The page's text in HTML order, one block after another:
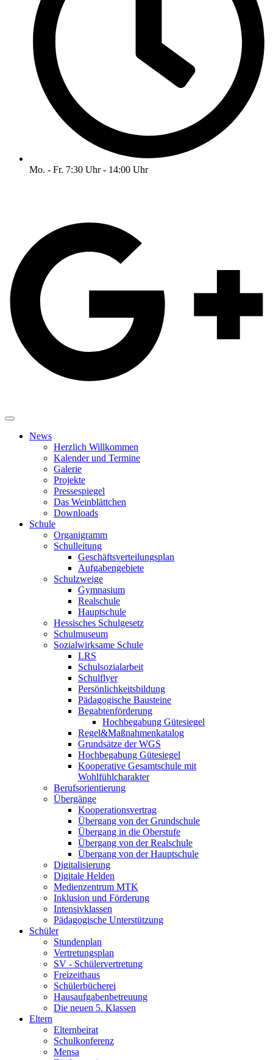
Mo. - Fr. 7:30 Uhr - 14:00 Uhr
News
Herzlich Willkommen
Kalender und Termine
Galerie
Projekte
Pressespiegel
Das Weinblättchen
Downloads
Schule
Organigramm
Schulleitung
Geschäftsverteilungsplan
Aufgabengebiete
Schulzweige
Gymnasium
Realschule
Hauptschule
Hessisches Schulgesetz
Schulmuseum
Sozialwirksame Schule
LRS
Schulsozialarbeit
Schulflyer
Persönlichkeitsbildung
Pädagogische Bausteine
Begabtenförderung
Hochbegabung Gütesiegel
Regel&Maßnahmenkatalog
Grundsätze der WGS
Hochbegabung Gütesiegel
Kooperative Gesamtschule mit
Wohlfühlcharakter
Berufsorientierung
Übergänge
Kooperationsvertrag
Übergang von der Grundschule
Übergang in die Oberstufe
Übergang von der Realschule
Übergang von der Hauptschule
Digitalisierung
Digitale Helden
Medienzentrum MTK
Inklusion und Förderung
Intensivklassen
Pädagogische Unterstützung
Schüler
Stundenplan
Vertretungsplan
SV - Schülervertretung
Freizeithaus
Schülerbücherei
Hausaufgabenbetreuung
Die neuen 5. Klassen
Eltern
Elternbeirat
Schulkonferenz
Mensa